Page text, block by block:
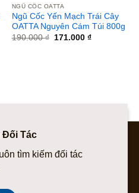
NGŨ CỐC OATTA
Ngũ Cốc Yến Mạch Trái Cây
OATTA Nguyên Cám Túi 800g
190.000₫
Giá
171.000 ₫Giá
Đối Tác
tìm kiếm đối tác